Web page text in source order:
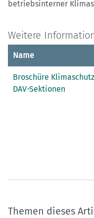
betriebsinterner
Weitere
Name
Broschüre
DAV-Sektionen
Themen dieses